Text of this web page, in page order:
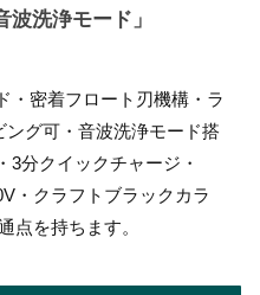
洗浄モード」
・密着フロート刃機構・ラ
グ可・音波洗浄モード搭
3分クイックチャージ・
・クラフトブラックカラ
点を持ちます。